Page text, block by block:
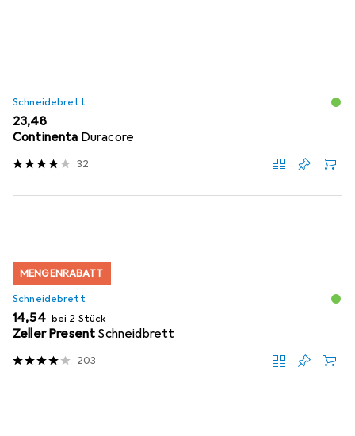
Schneidebrett
EUR
23,48
Continenta Duracore
32
MENGENRABATT
Schneidebrett
EUR
14,54 bei 2 Stück
Zeller Present Schneidbrett
203